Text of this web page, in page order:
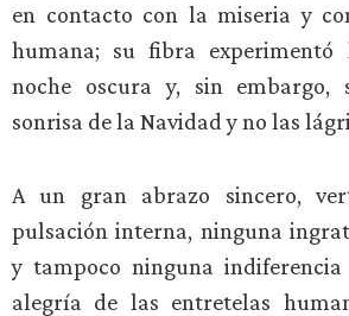
en contacto con la miseria y
humana; su fibra
noche oscura y, sin embargo,
sonrisa de la Navidad y no las
A un gran abrazo sincero,
pulsación interna, ninguna
y tampoco ninguna
alegría de las entretelas